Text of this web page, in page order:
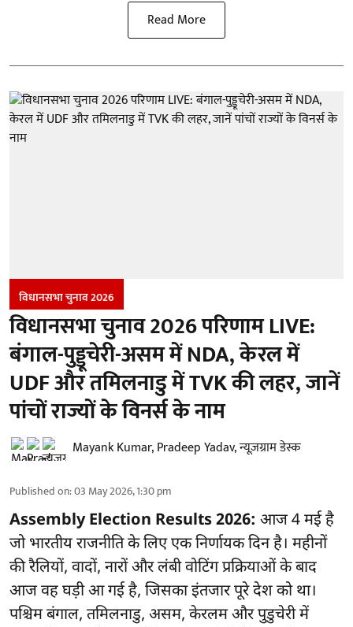
Read More
विधानसभा चुनाव 2026
विधानसभा चुनाव 2026 परिणाम LIVE:
बंगाल-पुड्डूचेरी-असम में NDA, केरल में
UDF और तमिलनाडु में TVK की लहर, जानें
पांचों राज्यों के विनर्स के नाम
Mayank Kumar,Pradeep Yadav,न्यूज़ग्राम डेस्क
Published on:03 May 2026, 1:30 pm
Assembly Election Results 2026: आज 4 मई है
जो भारतीय राजनीति के लिए एक निर्णायक दिन है। महीनों
की रैलियों, वादों, नारों और लंबी वोटिंग प्रक्रियाओं के बाद
आज वह घड़ी आ गई है, जिसका इंतजार पूरे देश को था।
पश्चिम बंगाल, तमिलनाडु, असम, केरलम और पुडुचेरी में